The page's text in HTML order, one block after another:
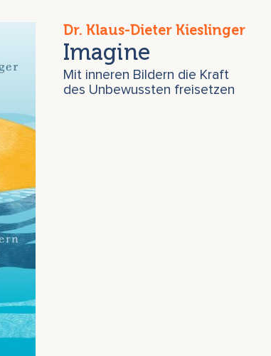
Dr. Klaus-Dieter Kieslinger
Imagine
Mit inneren Bildern die Kraft
des Unbewussten freisetzen